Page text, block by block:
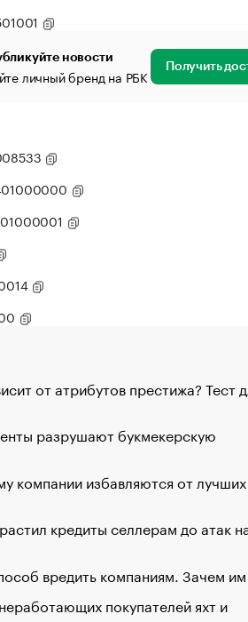
новости
личный бренд на РБК Получить
от атрибутов престижа? Тест
разрушают букмекерскую
компании избавляются от лучших
кредиты селлерам до атак
вредить компаниям. Зачем
покупателей яхт и